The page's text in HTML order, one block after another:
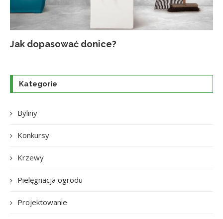
Jak dopasować donice?
Kategorie
Byliny
Konkursy
Krzewy
Pielęgnacja ogrodu
Projektowanie